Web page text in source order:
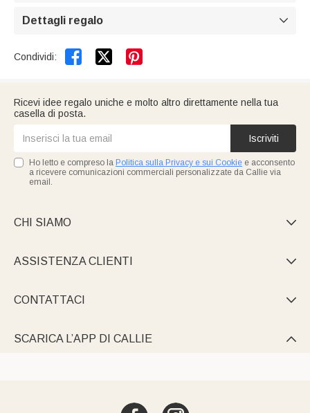
Dettagli regalo 
Condividi:  
Ricevi idee regalo uniche e molto altro direttamente nella tua
casella di posta.
Iscriviti
Ho letto e compreso la Politica sulla Privacy e sui Cookie e acconsento
a ricevere comunicazioni commerciali personalizzate da Callie via
email.
CHI SIAMO 
ASSISTENZA CLIENTI 
CONTATTACI 
SCARICA L’APP DI CALLIE 